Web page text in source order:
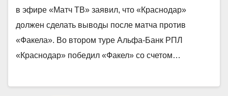
в эфире «Матч ТВ» заявил, что «Краснодар»
должен сделать выводы после матча против
«Факела». Во втором туре Альфа‑Банк РПЛ
«Краснодар» победил «Факел» со счетом…